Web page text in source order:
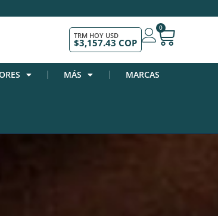
TRM HOY USD
$3,157.43 COP
0
MÁS MARCAS